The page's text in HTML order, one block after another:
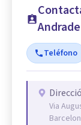
Andrade
Teléfono
Via